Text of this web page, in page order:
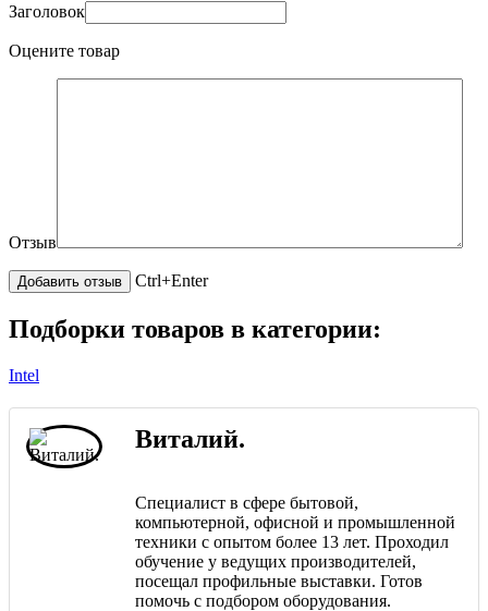
Заголовок
Оцените товар
Отзыв
Ctrl+Enter
Подборки товаров в категории:
Intel
Виталий.
Специалист в сфере бытовой,
компьютерной, офисной и промышленной
техники с опытом более 13 лет. Проходил
обучение у ведущих производителей,
посещал профильные выставки. Готов
помочь с подбором оборудования.